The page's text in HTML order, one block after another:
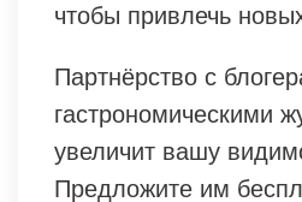
чтобы привлечь
Партнёрство с
гастрономическими
увеличит вашу
Предложите им